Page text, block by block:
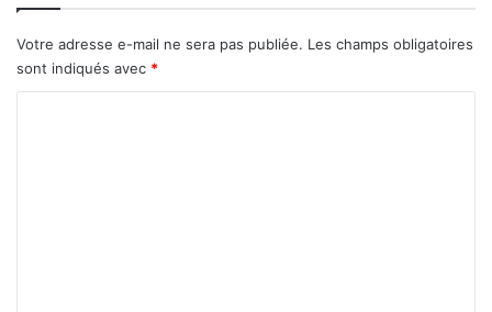
o
u
v
Votre adresse e-mail ne sera pas publiée. Les champs obligatoires
sont indiqués avec *